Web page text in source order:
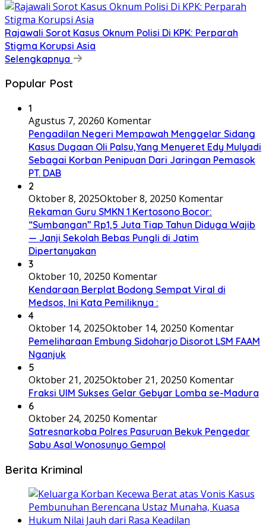
Rajawali Sorot Kasus Oknum Polisi Di KPK: Perparah
Stigma Korupsi Asia
Selengkapnya
Popular Post
1
Agustus 7, 20260 Komentar
Pengadilan Negeri Mempawah Menggelar Sidang
Kasus Dugaan Oli Palsu,Yang Menyeret Edy Mulyadi
Sebagai Korban Penipuan Dari Jaringan Pemasok
PT. DAB
2
Oktober 8, 2025Oktober 8, 20250 Komentar
Rekaman Guru SMKN 1 Kertosono Bocor:
“Sumbangan” Rp1,5 Juta Tiap Tahun Diduga Wajib
— Janji Sekolah Bebas Pungli di Jatim
Dipertanyakan
3
Oktober 10, 20250 Komentar
Kendaraan Berplat Bodong Sempat Viral di
Medsos, Ini Kata Pemiliknya :
4
Oktober 14, 2025Oktober 14, 20250 Komentar
Pemeliharaan Embung Sidoharjo Disorot LSM FAAM
Nganjuk
5
Oktober 21, 2025Oktober 21, 20250 Komentar
Fraksi UIM Sukses Gelar Gebyar Lomba se-Madura
6
Oktober 24, 20250 Komentar
Satresnarkoba Polres Pasuruan Bekuk Pengedar
Sabu Asal Wonosunyo Gempol
Berita Kriminal